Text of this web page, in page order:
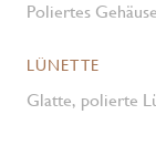
Poliertes
LÜNETTE
Glatte, polierte